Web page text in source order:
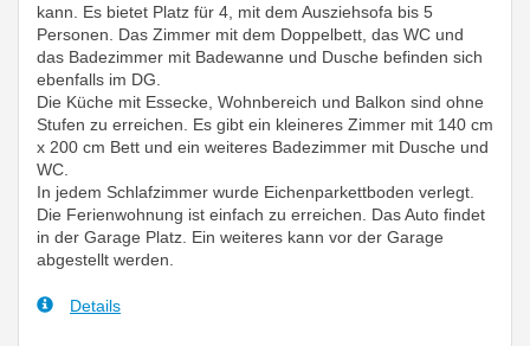
kann. Es bietet Platz für 4, mit dem Ausziehsofa bis 5
Personen. Das Zimmer mit dem Doppelbett, das WC und
das Badezimmer mit Badewanne und Dusche befinden sich
ebenfalls im DG.
Die Küche mit Essecke, Wohnbereich und Balkon sind ohne
Stufen zu erreichen. Es gibt ein kleineres Zimmer mit 140 cm
x 200 cm Bett und ein weiteres Badezimmer mit Dusche und
WC.
In jedem Schlafzimmer wurde Eichenparkettboden verlegt.
Die Ferienwohnung ist einfach zu erreichen. Das Auto findet
in der Garage Platz. Ein weiteres kann vor der Garage
abgestellt werden.
Details